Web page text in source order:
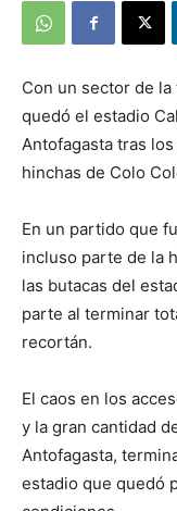
Con un sector de
quedó el estadio
Antofagasta tras
hinchas de Colo
En un partido que
incluso parte de la
las butacas del
parte al terminar
recortán.
El caos en los
y la gran cantidad
Antofagasta,
estadio que quedó